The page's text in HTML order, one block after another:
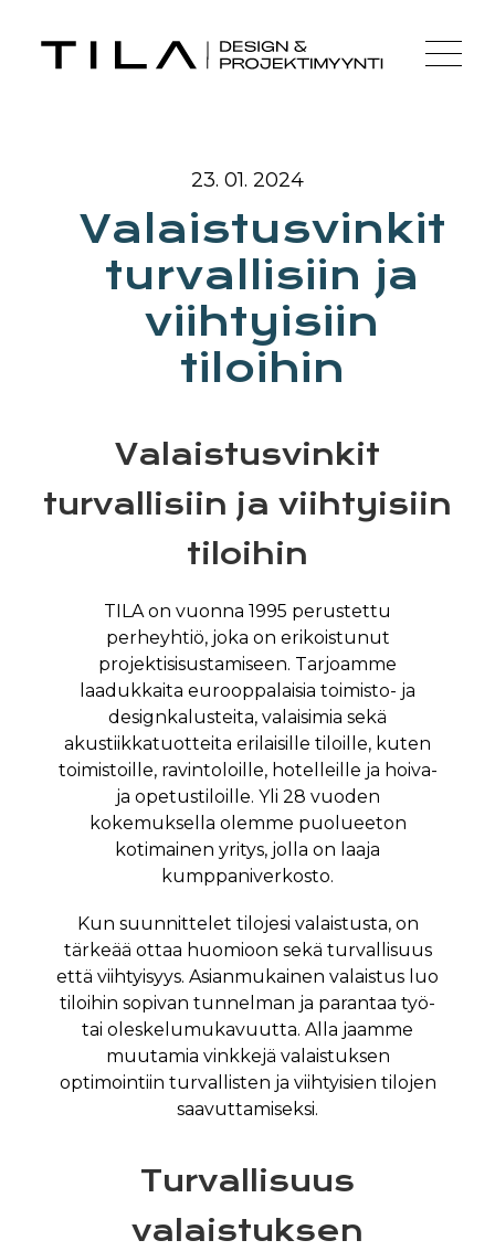
23. 01. 2024
Valaistusvinkit
turvallisiin ja
viihtyisiin
tiloihin
Valaistusvinkit
turvallisiin ja viihtyisiin
tiloihin
TILA on vuonna 1995 perustettu
perheyhtiö, joka on erikoistunut
projektisisustamiseen. Tarjoamme
laadukkaita eurooppalaisia toimisto- ja
designkalusteita, valaisimia sekä
akustiikkatuotteita erilaisille tiloille, kuten
toimistoille, ravintoloille, hotelleille ja hoiva-
ja opetustiloille. Yli 28 vuoden
kokemuksella olemme puolueeton
kotimainen yritys, jolla on laaja
kumppaniverkosto.
Kun suunnittelet tilojesi valaistusta, on
tärkeää ottaa huomioon sekä turvallisuus
että viihtyisyys. Asianmukainen valaistus luo
tiloihin sopivan tunnelman ja parantaa työ-
tai oleskelumukavuutta. Alla jaamme
muutamia vinkkejä valaistuksen
optimointiin turvallisten ja viihtyisien tilojen
saavuttamiseksi.
Turvallisuus
valaistuksen